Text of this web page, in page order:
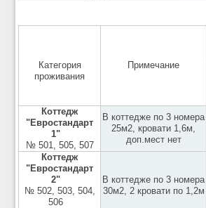
Категория
проживания
Примечание
Коттедж
"Евростандарт
1"
№ 501, 505, 507
В коттедже по 3 номера
25м2, кровати 1,6м,
доп.мест нет
Коттедж
"Евростандарт
2"
№ 502, 503, 504,
506
В коттедже по 3 номера
30м2, 2 кровати по 1,2м